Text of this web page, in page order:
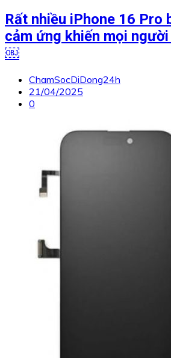
Rất nhiều iPhone 16 Pro
cảm ứng khiến mọi
￼
ChamSocDiDong24h
21/04/2025
0